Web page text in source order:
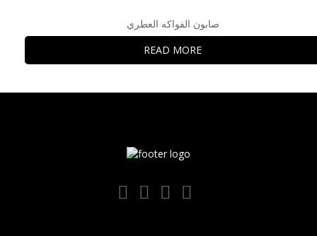
صابون الفواكه العطري
READ MORE